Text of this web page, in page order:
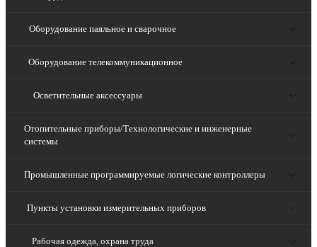
Оборудование паяльное и сварочное
Оборудование телекоммуникационное
Осветительные аксессуары
Отопительные приборы/Технологические и инженерные
системы
Промышленные программируемые логические контроллеры
Пункты установки измерительных приборов
Рабочая одежда, охрана труда